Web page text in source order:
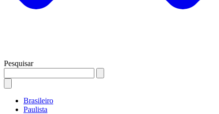
Pesquisar
Brasileiro
Paulista